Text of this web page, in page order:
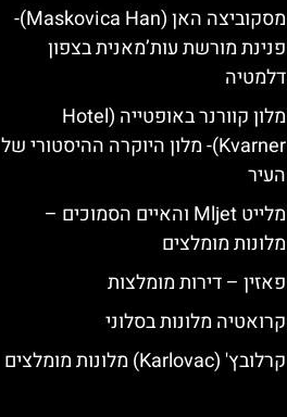
מסקוביצה האן (Maskovica Han)-
פנינת מורשת עות’מאנית בצפון
דלמטיה
מלון קוורנר באופטייה (Hotel
Kvarner)- מלון היוקרה ההיסטורי של
העיר
מלייט Mljet והאיים הסמוכים –
מלונות מומלצים
פאזין – דירות מומלצות
קרואטיה מלונות בסלוני
קרלובץ' (Karlovac) מלונות מומלצים